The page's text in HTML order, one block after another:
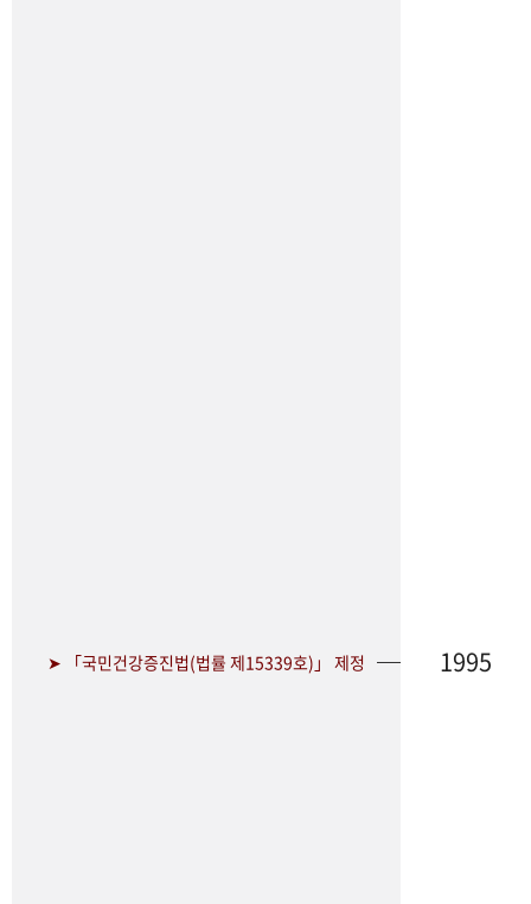
➤ 「국민건강증진법(법률 제15339호)」 제정 1995